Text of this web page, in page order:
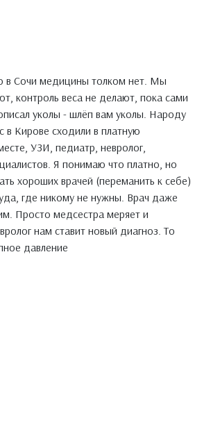
в Сочи медицины толком нет. Мы
контроль веса не делают, пока сами
уколы - шлёп вам уколы. Народу
в Кирове сходили в платную
УЗИ, педиатр, невролог,
Я понимаю что платно, но
хороших врачей (переманить к себе)
где никому не нужны. Врач даже
Просто медсестра меряет и
нам ставит новый диагноз. То
давление